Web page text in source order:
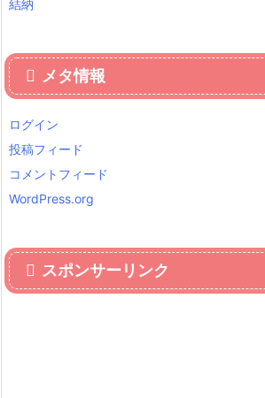
結納
メタ情報
ログイン
投稿フィード
コメントフィード
WordPress.org
スポンサーリンク